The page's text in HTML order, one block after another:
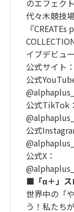
のエフェク
代々木競技
『
イブデビュ
公式サイト：
公式
公式TikTok：
公式
公式X：
■「α＋」ス
世界中の「
う！私たち